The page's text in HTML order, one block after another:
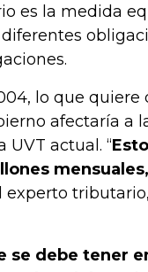
es la medida
lo que
afectaría a
UVT actual. “
experto
se debe tener